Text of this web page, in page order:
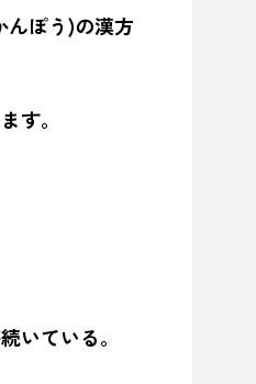
んぽう)の漢方
す。
いている。